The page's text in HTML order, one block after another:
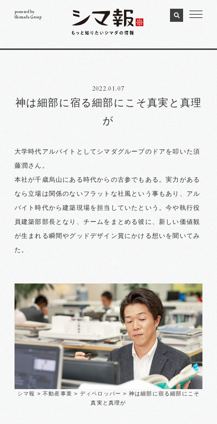
powered by
Shimada Group
2022.01.07
神は細部に宿る細部にこそ真実と真理
が
大学時代アルバイトとしてシマダグループのドアを叩いた須
藤潤さん。
本社が千歳烏山にある時代からの古参でもある。実力がある
なら立場は関係のないフラットな社風という事もあり、アル
バイト時代から建築現場を担当していたという。今や執行役
員建築部部長となり、チームをまとめる彼に、新しい価値観
が生まれる瞬間やグッドデザイン賞にかける想いを聞いてみ
た。
シマ報 >不動産事業 > ディベロッパー > 神は細部に宿る細部にこそ
真実と真理が